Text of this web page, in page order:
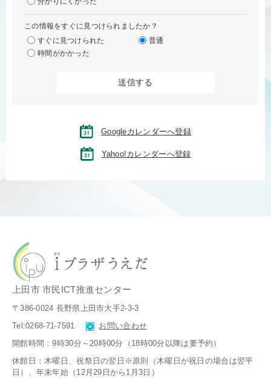
この情報をすぐに見つけられましたか？
すぐに見つけられた
普通
時間がかかった
Googleカレンダーへ登録
Yahoo!カレンダーへ登録
上田市 市民ICT推進センター
〒386-0024 長野県上田市大手2-3-3
Tel:0268-71-7591
お問い合わせ
開館時間：9時30分～20時00分（18時00分以降は要予約）
休館日：木曜日、祝祭日の翌日※原則（木曜日が祝日の場合は翌平
日）、 年末年始（12月29日から1月3日）